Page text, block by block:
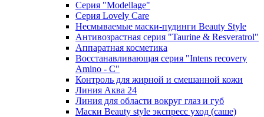
Серия "Modellage"
Cерия Lovely Care
Несмываемые маски-пудинги Beauty Style
Антивозрастная серия "Taurine & Resveratrol"
Аппаратная косметика
Восстанавливающая серия "Intens recovery
Amino - C"
Контроль для жирной и смешанной кожи
Линия Аква 24
Линия для области вокруг глаз и губ
Маски Beauty style экспресс уход (саше)